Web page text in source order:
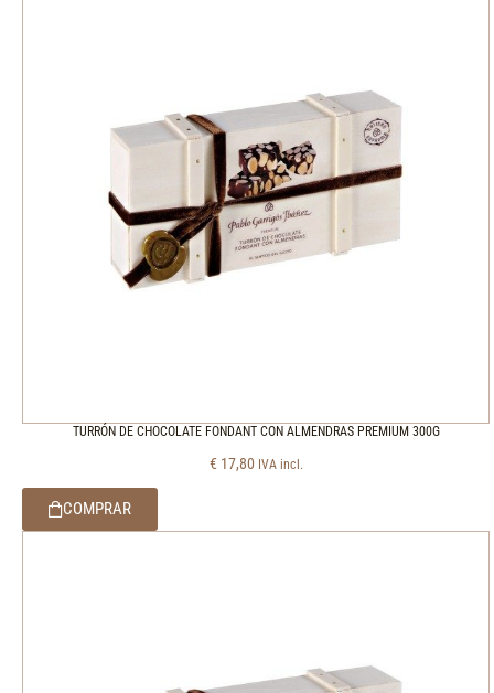
TURRÓN DE CHOCOLATE FONDANT CON ALMENDRAS PREMIUM 300G
€ 17,80 IVA incl.
COMPRAR